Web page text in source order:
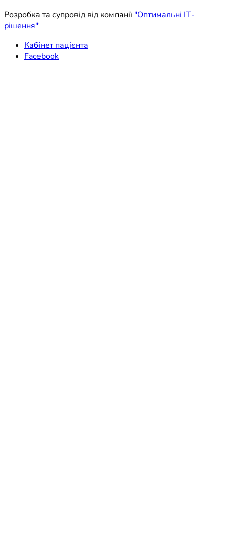
Розробка та супровід від компанії "Оптимальні ІТ-
рішення"
Кабінет пацієнта
Facebook